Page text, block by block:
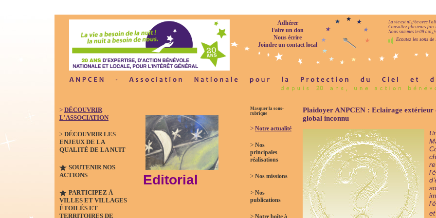
Adhérer
Faire un don
Nous écrire
Joindre un contact local
La vie est nï¿½e avec
Consultez plusieurs fois
Nous sommes le 09
Ecoutez les sons
> DÉCOUVRIR
L'ASSOCIATION
> DÉCOUVRIR LES
ENJEUX DE LA
QUALITÉ DE LA NUIT
SOUTENIR NOS
ACTIONS
PARTICIPEZ À
VILLES ET VILLAGES
ÉTOILÉS ET
TERRITOIRES DE
Editorial
Masquer la sous-
rubrique
> Notre actualité
> Nos
principales
réalisations
> Nos missions
> Nos
publications
> Notre boîte à
Plaidoyer ANPCEN : Eclairage
global inconnu
U